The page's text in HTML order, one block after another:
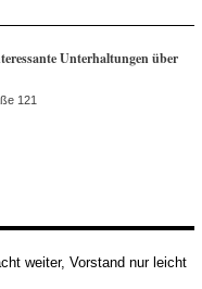
Unterhaltungen über
121
weiter, Vorstand nur leicht